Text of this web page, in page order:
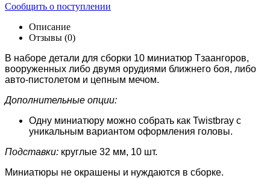
Сообщить о поступлении
Описание
Отзывы (0)
В наборе детали для сборки 10 миниатюр Тзаангоров,
вооруженных либо двумя орудиями ближнего боя, либо
авто-пистолетом и цепным мечом.
Дополнительные опции:
Одну миниатюру можно собрать как Twistbray с
уникальным вариантом оформления головы.
Подставки: круглые 32 мм, 10 шт.
Миниатюры не окрашены и нуждаются в сборке.